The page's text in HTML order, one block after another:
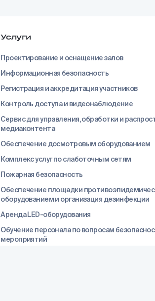
Услуги
Проектирование и оснащение залов
Информационная безопасность
Регистрация и аккредитация участников
Контроль доступа и видеонаблюдение
Сервис для управления, обработки и
медиаконтента
Обеспечение досмотровым оборудованием
Комплекс услуг по слаботочным сетям
Пожарная безопасность
Обеспечение площадки
оборудованием и организация дезинфекции
Аренда LED-оборудования
Обучение персонала по вопросам
мероприятий